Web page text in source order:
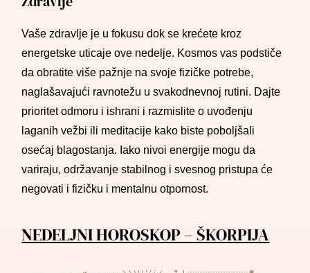
Vaše zdravlje je u fokusu dok se krećete kroz
energetske uticaje ove nedelje. Kosmos vas podstiče
da obratite više pažnje na svoje fizičke potrebe,
naglašavajući ravnotežu u svakodnevnoj rutini. Dajte
prioritet odmoru i ishrani i razmislite o uvođenju
laganih vežbi ili meditacije kako biste poboljšali
osećaj blagostanja. Iako nivoi energije mogu da
variraju, održavanje stabilnog i svesnog pristupa će
negovati i fizičku i mentalnu otpornost.
NEDELJNI HOROSKOP – ŠKORPIJA